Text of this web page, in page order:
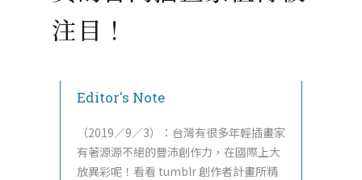
注目！
Editor's Note
（2019／9／3）：台灣有很多年輕插畫家
有著源源不絕的豐沛創作力，在國際上大
放異彩呢！看看 tumblr 創作者計畫所精